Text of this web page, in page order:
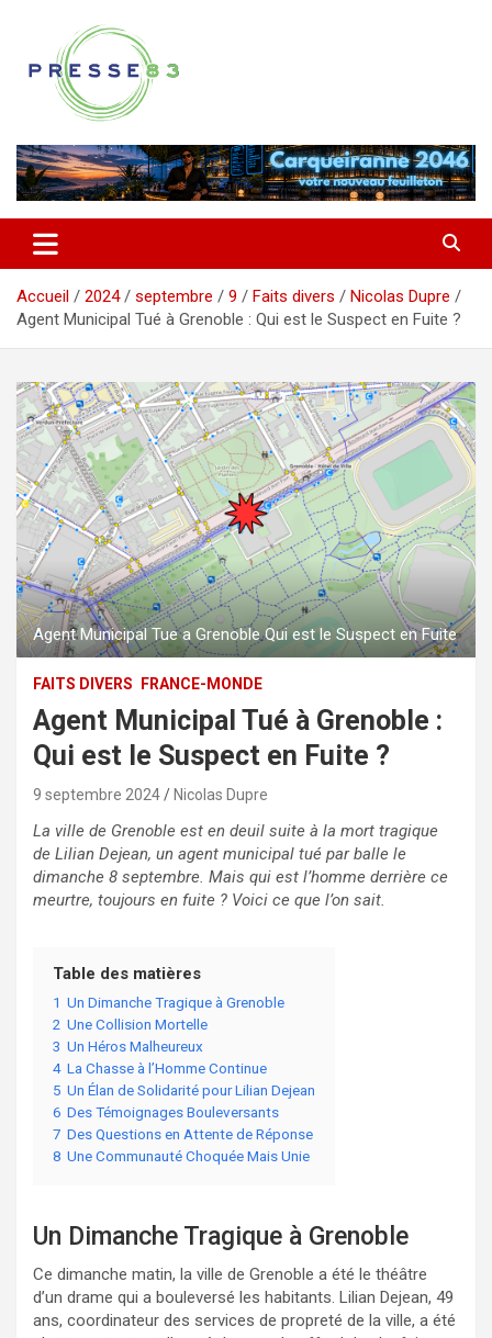
contenu
Presse 83
Accueil 2024 septembre 9 Faits divers
Nicolas Dupre
Agent Municipal Tué à Grenoble : Qui est le Suspect en Fuite ?
Agent Municipal Tue a Grenoble Qui est le Suspect en Fuite
FAITS DIVERS FRANCE-MONDE
Agent Municipal Tué à Grenoble :
Qui est le Suspect en Fuite ?
9 septembre 2024 Nicolas Dupre
La ville de Grenoble est en deuil suite à la mort tragique
de Lilian Dejean, un agent municipal tué par balle le
dimanche 8 septembre. Mais qui est l’homme derrière ce
meurtre, toujours en fuite ? Voici ce que l’on sait.
Table des matières
1 Un Dimanche Tragique à Grenoble
2 Une Collision Mortelle
3 Un Héros Malheureux
4 La Chasse à l’Homme Continue
5 Un Élan de Solidarité pour Lilian Dejean
6 Des Témoignages Bouleversants
7 Des Questions en Attente de Réponse
8 Une Communauté Choquée Mais Unie
Un Dimanche Tragique à Grenoble
Ce dimanche matin, la ville de Grenoble a été le théâtre
d’un drame qui a bouleversé les habitants. Lilian Dejean, 49
ans, coordinateur des services de propreté de la ville, a été